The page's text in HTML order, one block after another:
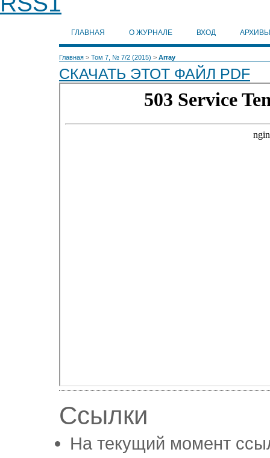
ГЛАВНАЯ О ЖУРНАЛЕ ВХОД АРХИВЫ
Главная > Том 7, № 7/2 (2015) > Array
СКАЧАТЬ ЭТОТ ФАЙЛ PDF
Ссылки
На текущий момент